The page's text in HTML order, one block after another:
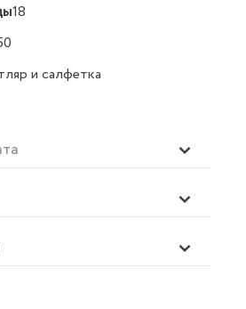
18
и салфетка